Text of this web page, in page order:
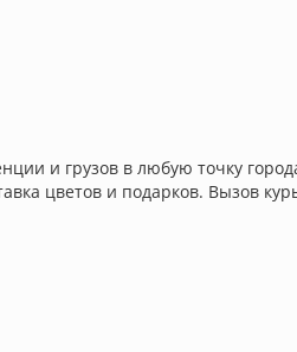
и грузов в любую точку
цветов и подарков. Вызов